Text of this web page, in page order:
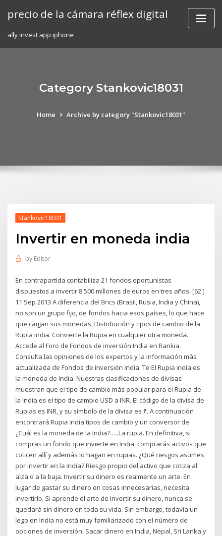
precio de la cámara réflex digital
ally invest app iphone
Category Stankovic18031
Home Archive by category "Stankovic18031"
Stankovic18031
Invertir en moneda india
by Editor
En contrapartida contabiliza 21 fondos oportunistas
dispuestos a invertir 8 500 millones de euros en tres años. [62 ]
11 Sep 2013 A diferencia del Brics (Brasil, Rusia, India y China),
no son un grupo fijo, de fondos hacia esos países, lo que hace
que caigan sus monedas. Distribución y tipos de cambio de la
Rupia india. Convierte la Rupia en cualquier otra moneda.
Accede al Foro de Fondos de inversión India en Rankia.
Consulta las opiniones de los expertos y la información más
actualizada de Fondos de inversión India. Te El Rupia india es
la moneda de India. Nuestras clasificaciones de divisas
muestran que el tipo de cambio más popular para el Rupia de
la India es el tipo de cambio USD a INR. El código de la divisa de
Rupias es INR, y su símbolo de la divisa es ₹. A continuación
encontrará Rupia india tipos de cambio y un conversor de
¿Cuál es la moneda de la India?…..La rupia. En definitiva, si
compras un fondo que invierte en India, comprarás activos que
coticen allí y además lo hagan en rupias. ¿Qué riesgos asumes
por invertir en la India? Riesgo propio del activo que cotiza al
alza o a la baja. Invertir su dinero es realmente un arte. En
lugar de gastar su dinero en cosas innecesarias, necesita
invertirlo. Si aprende el arte de invertir su dinero, nunca se
quedará sin dinero en toda su vida. Sin embargo, todavía un
lego en India no está muy familiarizado con el número de
opciones de inversión. Sacar dinero en India, Nepal, Sri Lanka y